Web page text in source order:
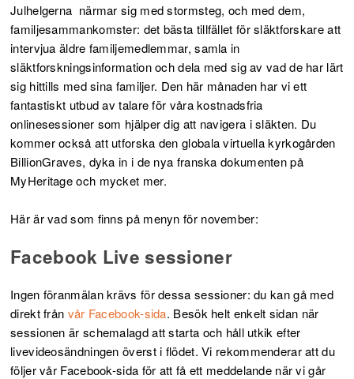
Julhelgerna närmar sig med stormsteg, och med dem,
familjesammankomster: det bästa tillfället för släktforskare att
intervjua äldre familjemedlemmar, samla in
släktforskningsinformation och dela med sig av vad de har lärt
sig hittills med sina familjer. Den här månaden har vi ett
fantastiskt utbud av talare för våra kostnadsfria
onlinesessioner som hjälper dig att navigera i släkten. Du
kommer också att utforska den globala virtuella kyrkogården
BillionGraves, dyka in i de nya franska dokumenten på
MyHeritage och mycket mer.
Här är vad som finns på menyn för november:
Facebook Live sessioner
Ingen föranmälan krävs för dessa sessioner: du kan gå med
direkt från vår Facebook-sida. Besök helt enkelt sidan när
sessionen är schemalagd att starta och håll utkik efter
livevideosändningen överst i flödet. Vi rekommenderar att du
följer vår Facebook-sida för att få ett meddelande när vi går